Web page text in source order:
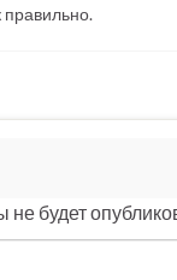
правильно.
будет